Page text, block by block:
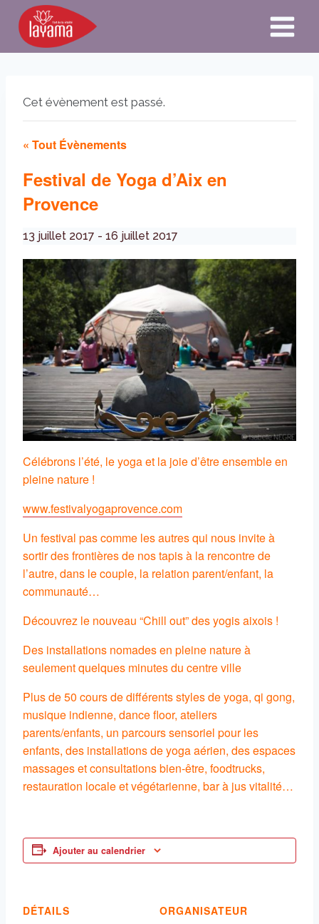
Aller
contenu
Cet évènement est passé.
« Tout Évènements
Festival de Yoga d’Aix en
Provence
13 juillet 2017 - 16 juillet 2017
Célébrons l’été, le yoga et la joie d’être ensemble en
pleine nature !
www.festivalyogaprovence.com
Un festival pas comme les autres qui nous invite à
sortir des frontières de nos tapis à la rencontre de
l’autre, dans le couple, la relation parent/enfant, la
communauté…
Découvrez le nouveau “Chill out” des yogis aixois !
Des installations nomades en pleine nature à
seulement quelques minutes du centre ville
Plus de 50 cours de différents styles de yoga, qi gong,
musique indienne, dance floor, ateliers
parents/enfants, un parcours sensoriel pour les
enfants, des installations de yoga aérien, des espaces
massages et consultations bien-être, foodtrucks,
restauration locale et végétarienne, bar à jus vitalité…
Ajouter au calendrier
DÉTAILS
ORGANISATEUR